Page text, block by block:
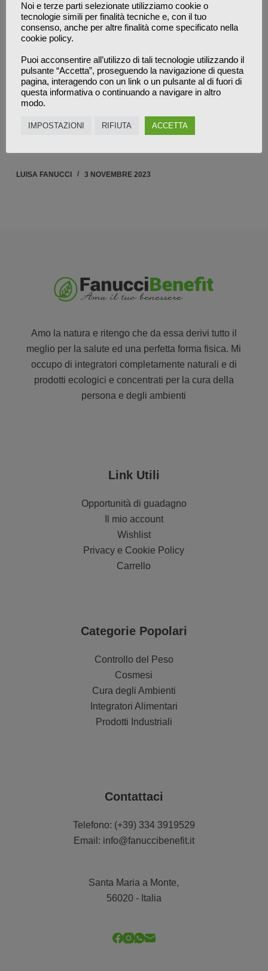
Ho avuto l’immenso piacere di partecipare alla 2°
edizione della “Scuola portieri 4 Mori Girasole” dove
erano presenti 8 allenatori e 50 portieri provenienti da
tutta Italia. Una giornata dove la formazione,
l’integrazione ed il divertimento si sono uniti per…
LUISA FANUCCI 3 NOVEMBRE 2023
Amo la natura e ritengo che da essa derivi tutto il
meglio per la salute ed una perfetta forma fisica. Mi
occupo di integratori completamente naturali e di
prodotti ecologici e concentrati per la cura della
persona e degli ambienti
Link Utili
Opportunità di guadagno
Il mio account
Wishlist
Privacy e Cookie Policy
Carrello
Categorie Popolari
Controllo del Peso
Cosmesi
Cura degli Ambienti
Integratori Alimentari
Prodotti Industriali
Contattaci
Telefono: (+39) 334 3919529
Email: info@fanuccibenefit.it
Santa Maria a Monte,
56020 - Italia
Noi e terze parti selezionate utilizziamo cookie o
tecnologie simili per finalità tecniche e, con il tuo
consenso, anche per altre finalità come specificato nella
cookie policy.
Puoi acconsentire all’utilizzo di tali tecnologie utilizzando il
pulsante “Accetta”, proseguendo la navigazione di questa
pagina, interagendo con un link o un pulsante al di fuori di
questa informativa o continuando a navigare in altro
modo.
IMPOSTAZIONI RIFIUTA ACCETTA